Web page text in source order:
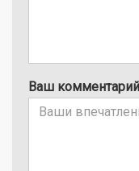
Ваш комментарий